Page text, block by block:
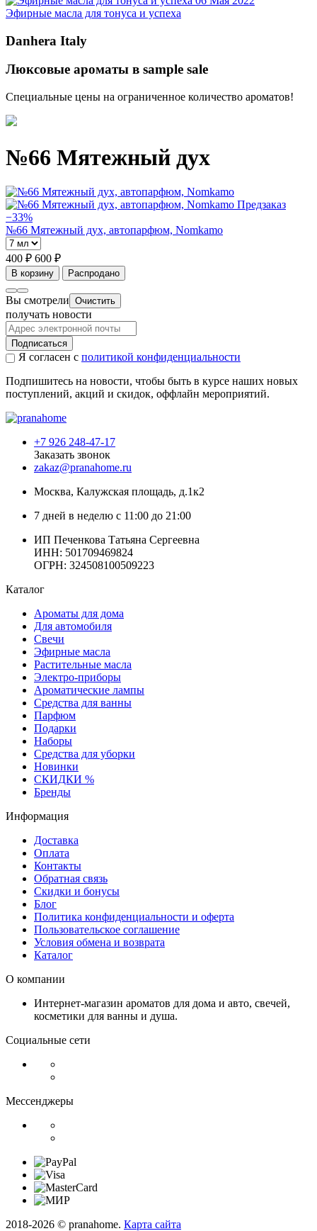
Эфирные масла для тонуса и успеха
Danhera Italy
Люксовые ароматы в sample sale
Специальные цены на ограниченное количество ароматов!
№66 Мятежный дух
Предзаказ
−33%
№66 Мятежный дух, автопарфюм, Nomkamo
400 ₽ 600 ₽
В корзину Распродано
Вы смотрели Очистить
получать новости
Подписаться
Я согласен с политикой конфиденциальности
Подпишитесь на новости, чтобы быть в курсе наших новых
поступлений, акций и скидок, оффлайн мероприятий.
+7 926 248-47-17
Заказать звонок
zakaz@pranahome.ru
Москва, Калужская площадь, д.1к2
7 дней в неделю с 11:00 до 21:00
ИП Печенкова Татьяна Сергеевна
ИНН: 501709469824
ОГРН: 324508100509223
Каталог
Ароматы для дома
Для автомобиля
Свечи
Эфирные масла
Растительные масла
Электро-приборы
Ароматические лампы
Средства для ванны
Парфюм
Подарки
Наборы
Средства для уборки
Новинки
СКИДКИ %
Бренды
Информация
Доставка
Оплата
Контакты
Обратная связь
Скидки и бонусы
Блог
Политика конфиденциальности и оферта
Пользовательское соглашение
Условия обмена и возврата
Каталог
О компании
Интернет-магазин ароматов для дома и авто, свечей,
косметики для ванны и душа.
Социальные сети
Мессенджеры
2018-2026 © pranahome. Карта сайта